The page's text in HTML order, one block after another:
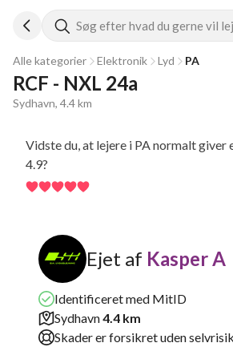
Søg efter hvad du gerne vil
Alle kategorier Elektronik Lyd PA
RCF - NXL 24a
Sydhavn, 4.4 km
Vidste du, at lejere i PA normalt giver
4.9?
Ejet af Kasper A
Identificeret med MitID
Sydhavn4.4 km
Skader er forsikret uden